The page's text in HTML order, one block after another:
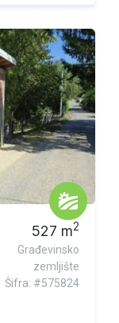
527 m2
Građevinsko
zemljište
Šifra: #575824